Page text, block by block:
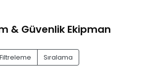
& Güvenlik Ekipman
Filtreleme Sıralama